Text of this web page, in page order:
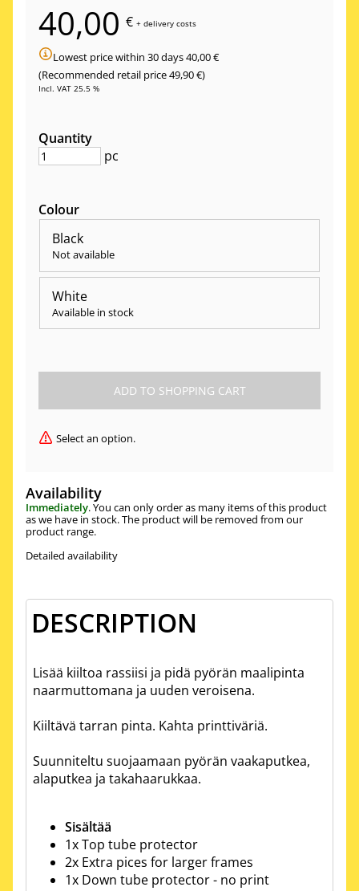
40,00 € +delivery costs
Lowest price within 30 days 40,00 €
(Recommended retail price 49,90 €)
Incl. VAT 25.5 %
Quantity
pc
Colour
Black
Not available
White
Available in stock
Select an option.
Availability
Immediately. You can only order as many items of this product
as we have in stock. The product will be removed from our
product range.
Detailed availability
DESCRIPTION
Lisää kiiltoa rassiisi ja pidä pyörän maalipinta
naarmuttomana ja uuden veroisena.
Kiiltävä tarran pinta. Kahta printtiväriä.
Suunniteltu suojaamaan pyörän vaakaputkea,
alaputkea ja takahaarukkaa.
Sisältää
1x Top tube protector
2x Extra pices for larger frames
1x Down tube protector - no print